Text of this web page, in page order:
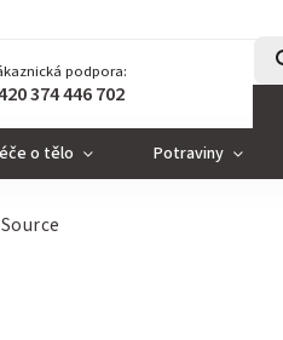
podpora:
374 446 702
o tělo Potraviny